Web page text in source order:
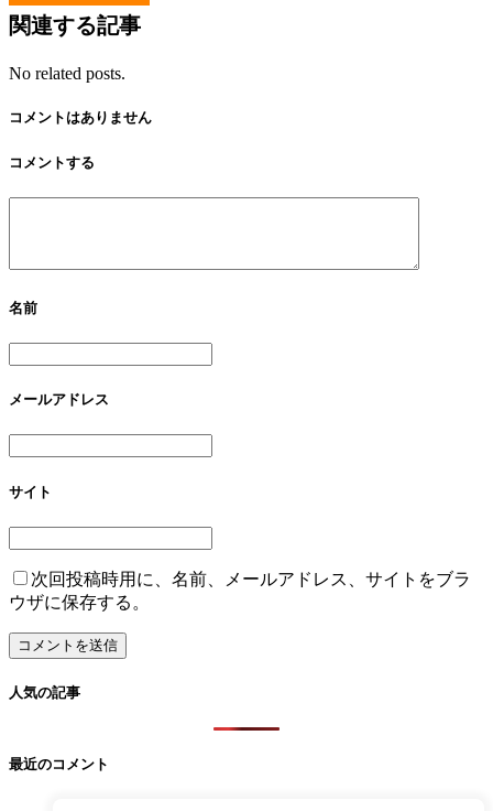
関連する記事
No related posts.
コメントはありません
コメントする
名前
メールアドレス
サイト
次回投稿時用に、名前、メールアドレス、サイトをブラ
ウザに保存する。
人気の記事
最近のコメント